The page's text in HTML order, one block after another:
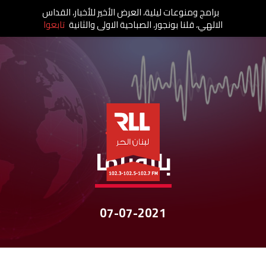
نشرات الأخبار
بانوراما
07-07-2021
برامج ومنوعات ليلية، العرض الأخير للأخبار، القداس
الالهي، قلنا بونجور، الصباحية الاولى والثانية تابعوا